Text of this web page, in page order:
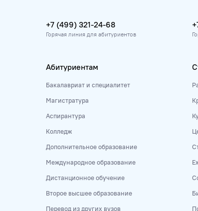
+7 (499) 321-24-68
Горячая линия для абитуриентов
Абитуриентам
Бакалавриат и специалитет
Магистратура
Аспирантура
Колледж
Дополнительное образование
Международное образование
Дистанционное обучение
Второе высшее образование
Перевод из других вузов